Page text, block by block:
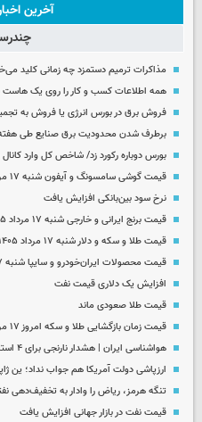
آخرین
مذاکرات ترمیم دستمزد چه زمانی کلید
همه اطلاعات کسب‌ و کار را روی یک هاست
فروش برق در بورس انرژی یا فروش به
برطرف شدن محدودیت‌ برق صنایع طی
بورس دوباره رکورد زد/ شاخص کل وارد کانال ۵.۵ میلیون واحد شد
قیمت گوشی سامسونگ و آیفون شنبه ۱۷ مرداد ۱۴۰۵
نرخ سود بین‌بانکی افزایش یافت
قیمت برنج ایرانی و خارجی شنبه ۱۷ مرداد ۱۴۰۵
قیمت طلا و سکه و دلار شنبه ۱۷ مرداد ۱۴۰۵
قیمت محصولات ایران‌خودرو و سایپا شنبه ۱۷ مرداد ۱۴۰۵
افزایش یک دلاری قیمت نفت
قیمت طلا صعودی ماند
قیمت زمان بازگشایی طلا و سکه امروز ۱۷ مرداد ۱۴۰۵
هواشناسی ایران | هشدار نارنجی برای ۴ استان / رگبار، سیلاب و رعد و برق در شمال
ارزپاشی دولت آمریکا هم جواب نداد؛ ین
تنگه هرمز، ریاض را وادار به تخفیف‌دهی
قیمت نفت در بازار جهانی افزایش یافت